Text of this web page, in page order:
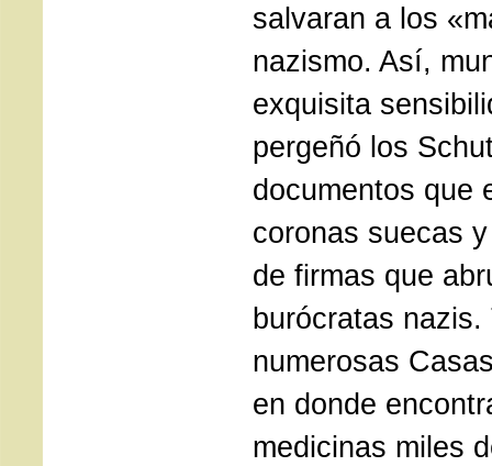
salvaran a los
nazismo. Así,
exquisita
pergeñó los
documentos que
coronas suecas
de firmas que
burócratas nazis.
numerosas
en donde
medicinas miles